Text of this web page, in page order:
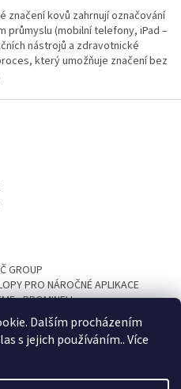
Dalším procházením
s jejich používáním.. Více
y
v
ý
p
u
značeníkovů zahrnujíoznačování
průmyslu(mobilní telefony, iPad –
nástrojů a zdravotnické
kterýumožňuje značeníbez
GROUP
PRO NÁROČNÉ APLIKACE
PROMINELI